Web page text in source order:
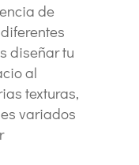
de
diseñar tu
al
texturas,
variados